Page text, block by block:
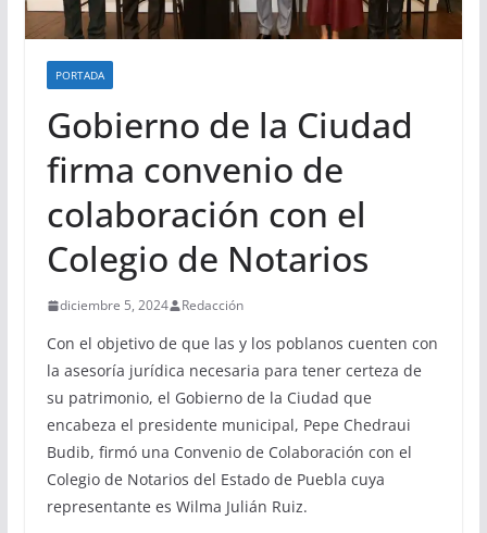
PORTADA
Gobierno de la Ciudad
firma convenio de
colaboración con el
Colegio de Notarios
diciembre 5, 2024 Redacción
Con el objetivo de que las y los poblanos cuenten con
la asesoría jurídica necesaria para tener certeza de
su patrimonio, el Gobierno de la Ciudad que
encabeza el presidente municipal, Pepe Chedraui
Budib, firmó una Convenio de Colaboración con el
Colegio de Notarios del Estado de Puebla cuya
representante es Wilma Julián Ruiz.